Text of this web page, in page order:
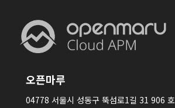
오픈마루
04778 서울시 성동구 뚝섬로1길 31 906 호